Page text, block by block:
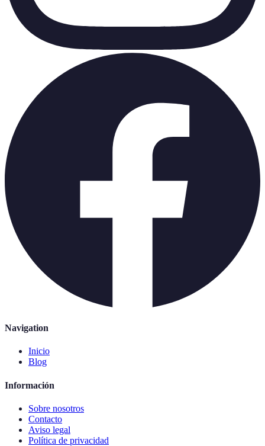
Navigation
Inicio
Blog
Información
Sobre nosotros
Contacto
Aviso legal
Política de privacidad